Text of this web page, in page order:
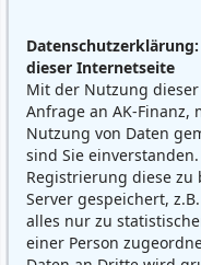
dieser Internetseite
Mit der Nutzung
Anfrage an AK-
Nutzung von Daten
sind Sie
Registrierung diese zu
Server gespeichert,
alles nur zu
einer Person